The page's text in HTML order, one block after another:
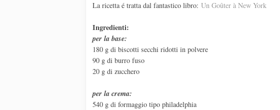
La ricetta é tratta dal fantastico libro: Un Goûter à New York
Ingredienti:
per la base:
180 g di biscotti secchi ridotti in polvere
90 g di burro fuso
20 g di zucchero
per la crema:
540 g di formaggio tipo philadelphia